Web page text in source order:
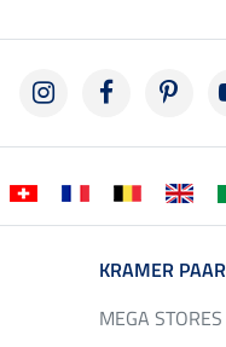
KRAMER
MEGA STORES